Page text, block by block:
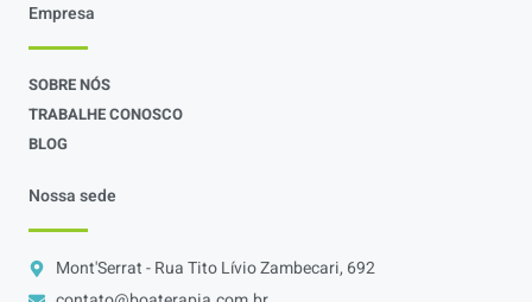
Empresa
SOBRE NÓS
TRABALHE CONOSCO
BLOG
Nossa sede
Mont'Serrat - Rua Tito Lívio Zambecari, 692